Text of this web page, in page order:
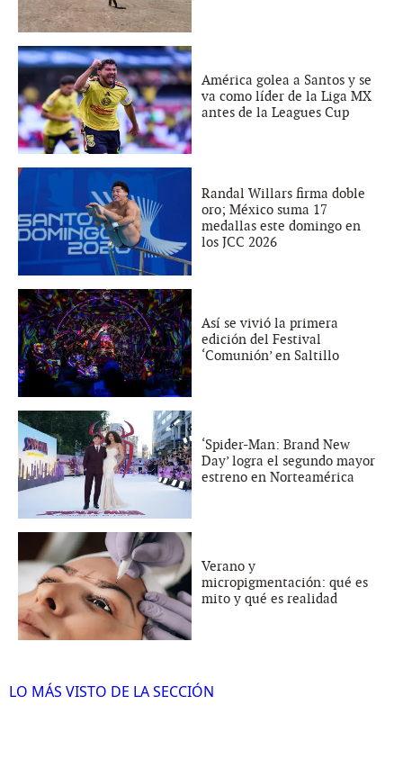
América golea a Santos y se
va como líder de la Liga MX
antes de la Leagues Cup
Randal Willars firma doble
oro; México suma 17
medallas este domingo en
los JCC 2026
Así se vivió la primera
edición del Festival
‘Comunión’ en Saltillo
‘Spider-Man: Brand New
Day’ logra el segundo mayor
estreno en Norteamérica
Verano y
micropigmentación: qué es
mito y qué es realidad
LO MÁS VISTO DE LA SECCIÓN